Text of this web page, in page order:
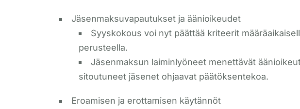
Jäsenmaksuvapautukset ja äänioikeudet
Syyskokous voi nyt päättää kriteerit
perusteella.
Jäsenmaksun laiminlyöneet menettävät
sitoutuneet jäsenet ohjaavat päätöksentekoa.
Eroamisen ja erottamisen käytännöt